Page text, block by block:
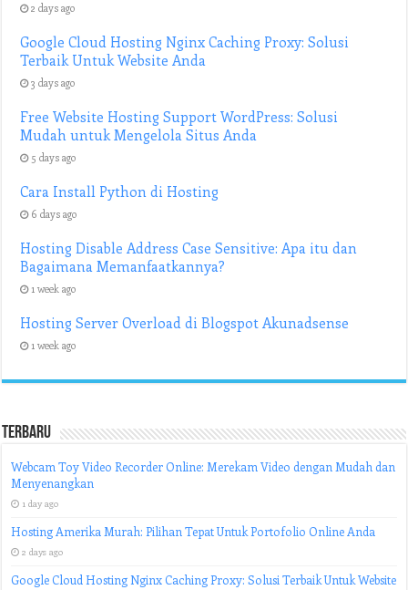
2 days ago
Google Cloud Hosting Nginx Caching Proxy: Solusi
Terbaik Untuk Website Anda
3 days ago
Free Website Hosting Support WordPress: Solusi
Mudah untuk Mengelola Situs Anda
5 days ago
Cara Install Python di Hosting
6 days ago
Hosting Disable Address Case Sensitive: Apa itu dan
Bagaimana Memanfaatkannya?
1 week ago
Hosting Server Overload di Blogspot Akunadsense
1 week ago
Terbaru
Webcam Toy Video Recorder Online: Merekam Video dengan Mudah dan
Menyenangkan
1 day ago
Hosting Amerika Murah: Pilihan Tepat Untuk Portofolio Online Anda
2 days ago
Google Cloud Hosting Nginx Caching Proxy: Solusi Terbaik Untuk Website